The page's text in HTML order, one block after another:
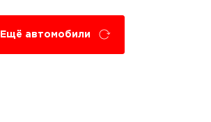
Ещё автомобили